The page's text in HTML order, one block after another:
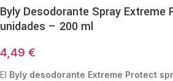
Byly Desodorante Spray Extreme
unidades – 200 ml
4,49 €
El Byly desodorante Extreme Protect